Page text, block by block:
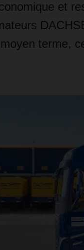
et
terme,